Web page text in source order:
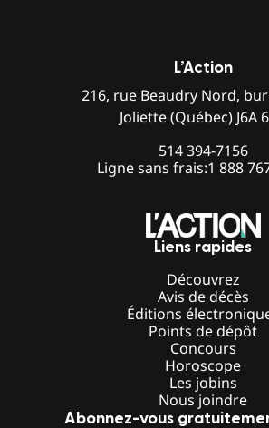
L’Action
216, rue Beaudry Nord,
Joliette (Québec) J6A
514 394-7156
Ligne sans frais:1 888
Liens rapides
Découvrez
Avis de décès
Éditions
Points de dépôt
Concours
Horoscope
Les jobins
Nous joindre
Abonnez-vous